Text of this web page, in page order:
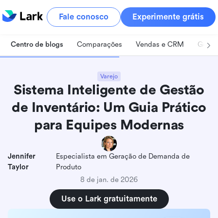
Fale conosco Experimente grátis
Centro de blogs Comparações Vendas e CRM
Varejo
Sistema Inteligente de Gestão
de Inventário: Um Guia Prático
para Equipes Modernas
Jennifer
Taylor
Especialista em Geração de Demanda de
Produto
8 de jan. de 2026
Use o Lark gratuitamente